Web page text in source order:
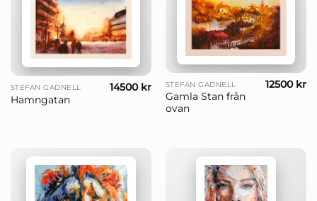
STEFAN GADNELL
Hamngatan
14500 kr STEFAN GADNELL
Gamla Stan från
ovan
12500 kr